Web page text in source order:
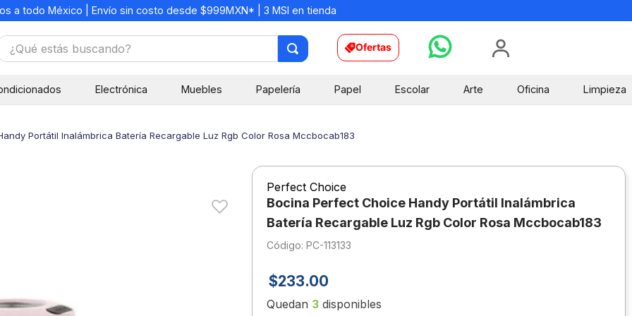
a todo México | Envío sin costo desde $999MXN* | 3 MSI en tienda
estás buscando? Ofertas
Electrónica Muebles Papelería Papel Escolar Arte Oficina Limpieza
Portátil Inalámbrica Batería Recargable Luz Rgb Color Rosa Mccbocab183
Perfect Choice
Bocina Perfect Choice Handy Portátil Inalámbrica
Batería Recargable Luz Rgb Color Rosa Mccbocab183
: PC-113133
$233.00
Quedan 3disponibles
9.